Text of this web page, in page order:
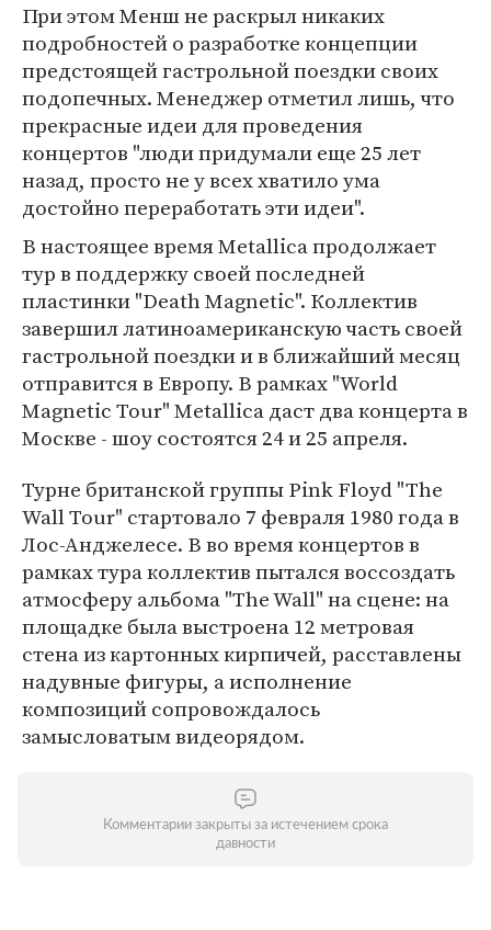
При этом Менш не раскрыл никаких
подробностей о разработке концепции
предстоящей гастрольной поездки своих
подопечных. Менеджер отметил лишь, что
прекрасные идеи для проведения
концертов "люди придумали еще 25 лет
назад, просто не у всех хватило ума
достойно переработать эти идеи".
В настоящее время Metallica продолжает
тур в поддержку своей последней
пластинки "Death Magnetic". Коллектив
завершил латиноамериканскую часть своей
гастрольной поездки и в ближайший месяц
отправится в Европу. В рамках "World
Magnetic Tour" Metallica даст два концерта в
Москве - шоу состоятся 24 и 25 апреля.
Турне британской группы Pink Floyd "The
Wall Tour" стартовало 7 февраля 1980 года в
Лос-Анджелесе. В во время концертов в
рамках тура коллектив пытался воссоздать
атмосферу альбома "The Wall" на сцене: на
площадке была выстроена 12 метровая
стена из картонных кирпичей, расставлены
надувные фигуры, а исполнение
композиций сопровождалось
замысловатым видеорядом.
Комментарии закрыты за истечением срока
давности